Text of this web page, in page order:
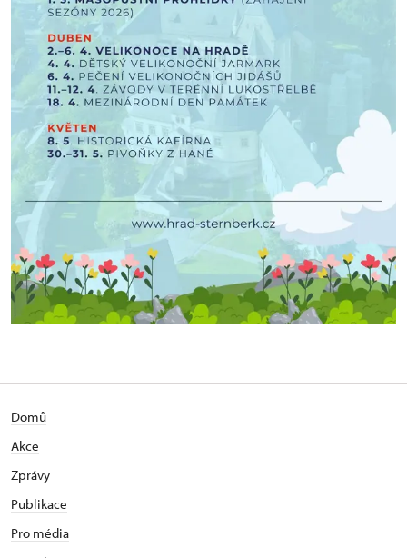
Domů
Akce
Zprávy
Publikace
Pro média